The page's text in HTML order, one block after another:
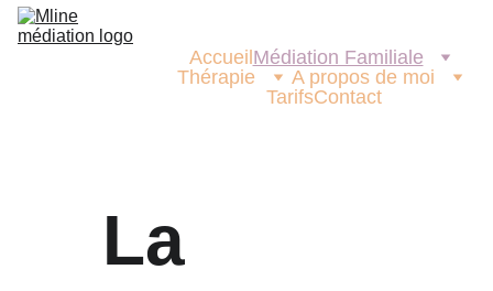
Accueil Médiation Familiale
Thérapie
A propos de moi
TarifsContact
La